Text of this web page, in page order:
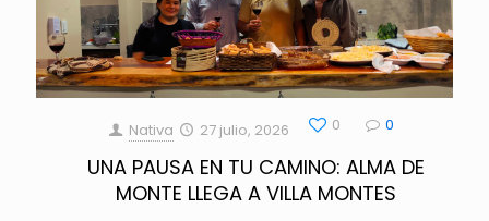
Nativa 27 julio, 2026 0 0
UNA PAUSA EN TU CAMINO: ALMA DE
MONTE LLEGA A VILLA MONTES